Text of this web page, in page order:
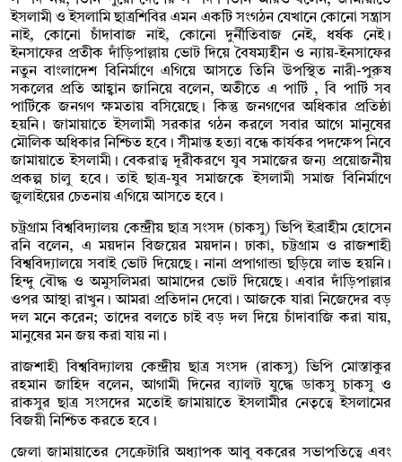
ইসলামী ও ইসলামি ছাত্রশিবির এমন একটি সংগঠন যেখানে কোনো সন্ত্রাস
নাই, কোনো চাঁদাবাজ নাই, কোনো দুর্নীতিবাজ নেই, ধর্ষক নেই।
ইনসাফের প্রতীক দাঁড়িপাল্লায় ভোট দিয়ে বৈষম্যহীন ও ন্যায়-ইনসাফের
নতুন বাংলাদেশ বিনির্মাণে এগিয়ে আসতে তিনি উপস্থিত নারী-পুরুষ
সকলের প্রতি আহ্বান জানিয়ে বলেন, অতীতে এ পার্টি , বি পার্টি সব
পার্টিকে জনগণ ক্ষমতায় বসিয়েছে। কিন্তু জনগণের অধিকার প্রতিষ্ঠা
হয়নি। জামায়াতে ইসলামী সরকার গঠন করলে সবার আগে মানুষের
মৌলিক অধিকার নিশ্চিত হবে। সীমান্ত হত্যা বন্ধে কার্যকর পদক্ষেপ নিবে
জামায়াতে ইসলামী। বেকরাত্ব দূরীকরণে যুব সমাজের জন্য প্রয়োজনীয়
প্রকল্প চালু হবে। তাই ছাত্র-যুব সমাজকে ইসলামী সমাজ বিনির্মাণে
জুলাইয়ের চেতনায় এগিয়ে আসতে হবে।
চট্রগ্রাম বিশ্ববিদ্যালয় কেন্দ্রীয় ছাত্র সংসদ (চাকসু) ভিপি ইব্রাহীম হোসেন
রনি বলেন, এ ময়দান বিজয়ের ময়দান। ঢাকা, চট্টগ্রাম ও রাজশাহী
বিশ্ববিদ্যালয়ে সবাই ভোট দিয়েছে। নানা প্রপাগান্ডা ছড়িয়ে লাভ হয়নি।
হিন্দু বৌদ্ধ ও অমুসলিমরা আমাদের ভোট দিয়েছে। এবার দাঁড়িপাল্লার
ওপর আস্থা রাখুন। আমরা প্রতিদান দেবো। আজকে যারা নিজেদের বড়
দল মনে করেন; তাদের বলতে চাই বড় দল দিয়ে চাঁদাবাজি করা যায়,
মানুষের মন জয় করা যায় না।
রাজশাহী বিশ্ববিদ্যালয় কেন্দ্রীয় ছাত্র সংসদ (রাকসু) ভিপি মোস্তাকুর
রহমান জাহিদ বলেন, আগামী দিনের ব্যালট যুদ্ধে ডাকসু চাকসু ও
রাকসুর ছাত্র সংসদের মতোই জামায়াতে ইসলামীর নেতৃত্বে ইসলামের
বিজয়ী নিশ্চিত করতে হবে।
জেলা জামায়াতের সেক্রেটারি অধ্যাপক আবু বকরের সভাপতিত্বে এবং